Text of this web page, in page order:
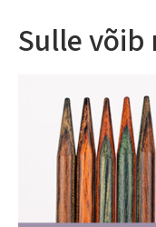
Sulle